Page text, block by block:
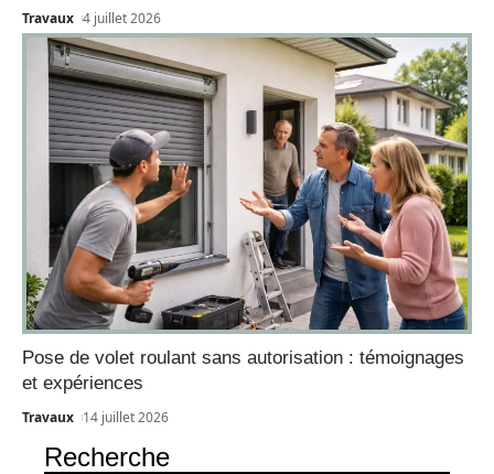
Travaux 4 juillet 2026
Pose de volet roulant sans autorisation : témoignages
et expériences
Travaux 14 juillet 2026
Recherche